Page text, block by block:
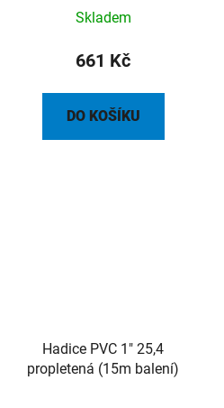
Skladem
661 Kč
DO KOŠÍKU
Hadice PVC 1" 25,4
propletená (15m balení)